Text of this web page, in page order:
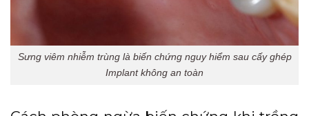
Sưng viêm nhiễm trùng là biến chứng nguy hiểm sau cấy ghép
Implant không an toàn